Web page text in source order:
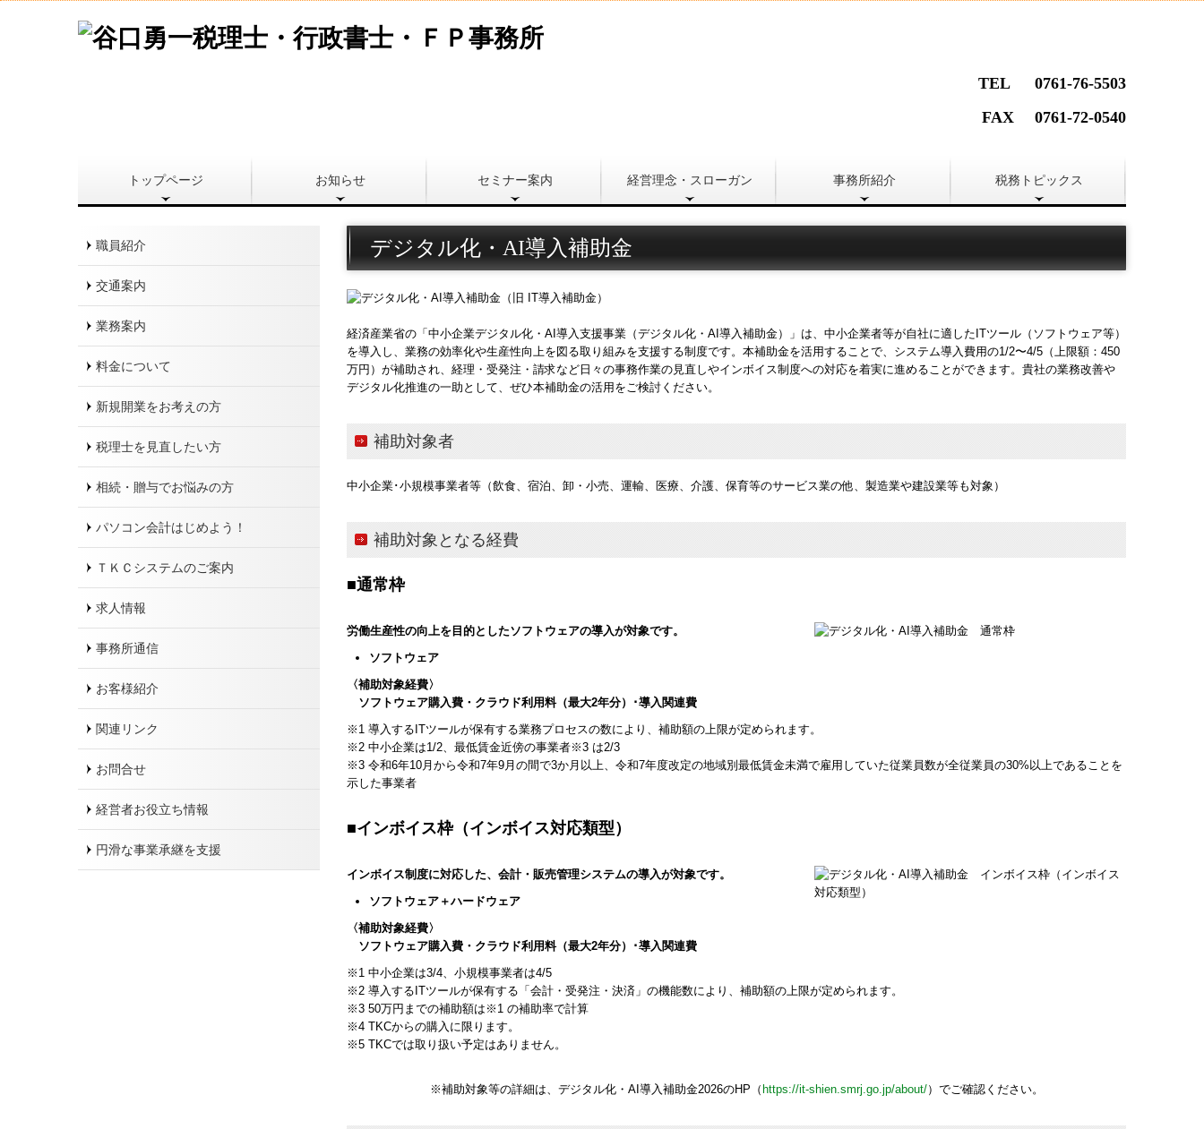
TEL 0761-76-5503
FAX 0761-72-0540
トップページ お知らせ セミナー案内 経営理念・スローガン 事務所紹介 税務トピックス
職員紹介
交通案内
業務案内
料金について
新規開業をお考えの方
税理士を見直したい方
相続・贈与でお悩みの方
パソコン会計はじめよう！
ＴＫＣシステムのご案内
求人情報
事務所通信
お客様紹介
関連リンク
お問合せ
経営者お役立ち情報
円滑な事業承継を支援
デジタル化・AI導入補助金
経済産業省の「中小企業デジタル化・AI導入支援事業（デジタル化・AI導入補助金）」は、中小企業者等が自社に適したITツール（ソフトウェア等）
を導入し、業務の効率化や生産性向上を図る取り組みを支援する制度です。本補助金を活用することで、システム導入費用の1/2〜4/5（上限額：450
万円）が補助され、経理・受発注・請求など日々の事務作業の見直しやインボイス制度への対応を着実に進めることができます。貴社の業務改善や
デジタル化推進の一助として、ぜひ本補助金の活用をご検討ください。
補助対象者
中小企業･小規模事業者等（飲食、宿泊、卸・小売、運輸、医療、介護、保育等のサービス業の他、製造業や建設業等も対象）
補助対象となる経費
■通常枠
労働生産性の向上を目的としたソフトウェアの導入が対象です。
ソフトウェア
〈補助対象経費〉
ソフトウェア購入費・クラウド利用料（最大2年分）･導入関連費
※1 導入するITツールが保有する業務プロセスの数により、補助額の上限が定められます。
※2 中小企業は1/2、最低賃金近傍の事業者※3 は2/3
※3 令和6年10月から令和7年9月の間で3か月以上、令和7年度改定の地域別最低賃金未満で雇用していた従業員数が全従業員の30%以上であることを
示した事業者
■インボイス枠（インボイス対応類型）
インボイス制度に対応した、会計・販売管理システムの導入が対象です。
ソフトウェア＋ハードウェア
〈補助対象経費〉
ソフトウェア購入費・クラウド利用料（最大2年分）･導入関連費
※1 中小企業は3/4、小規模事業者は4/5
※2 導入するITツールが保有する「会計・受発注・決済」の機能数により、補助額の上限が定められます。
※3 50万円までの補助額は※1 の補助率で計算
※4 TKCからの購入に限ります。
※5 TKCでは取り扱い予定はありません。
※補助対象等の詳細は、デジタル化・AI導入補助金2026のHP（https://it-shien.smrj.go.jp/about/）でご確認ください。